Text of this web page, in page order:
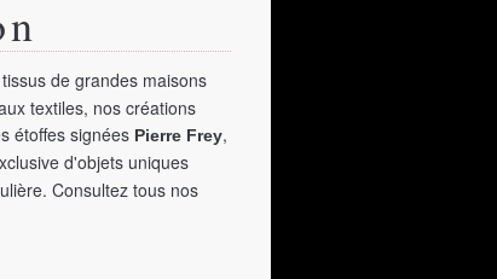
de grandes maisons
textiles, nos créations
étoffes signées Pierre Frey,
d'objets uniques
Consultez tous nos